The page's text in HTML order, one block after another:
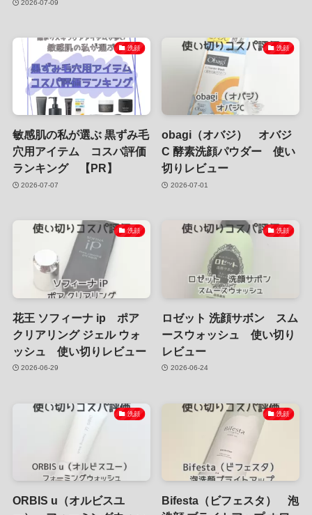
2026-07-09
洗顔
敏感肌の私が選ぶ 黒ずみ毛
穴用アイテム コスパ評価
ランキング 【PR】
2026-07-07
洗顔
obagi（オバジ） オバジ
C 酵素洗顔パウダー 使い
切りレビュー
2026-07-01
洗顔
花王 ソフィーナ ip ポア
クリアリング ジェル ウォ
ッシュ 使い切りレビュー
2026-06-29
洗顔
ロゼット 洗顔サボン スム
ースウォッシュ 使い切り
レビュー
2026-06-24
洗顔
ORBIS u（オルビスユ
洗顔
Bifesta（ビフェスタ） 泡